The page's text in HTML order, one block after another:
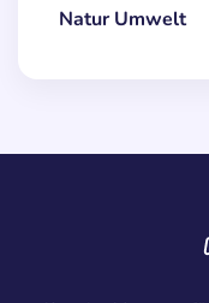
Natur Umwelt